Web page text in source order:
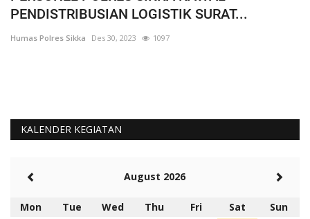
PENDISTRIBUSIAN LOGISTIK SURAT...
Humas Polres Sikka Des 30, 2023 1097
KALENDER KEGIATAN
August 2026
Mon Tue Wed Thu Fri Sat
Sun